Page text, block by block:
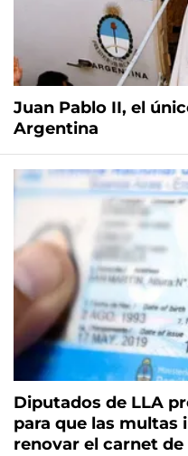
Juan Pablo II, el
Argentina
Diputados de LLA
para que las multas
renovar el carnet